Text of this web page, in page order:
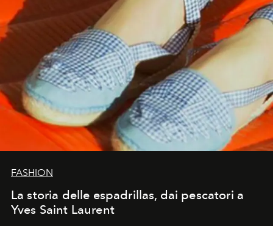
FASHION
La storia delle espadrillas, dai pescatori a
Yves Saint Laurent